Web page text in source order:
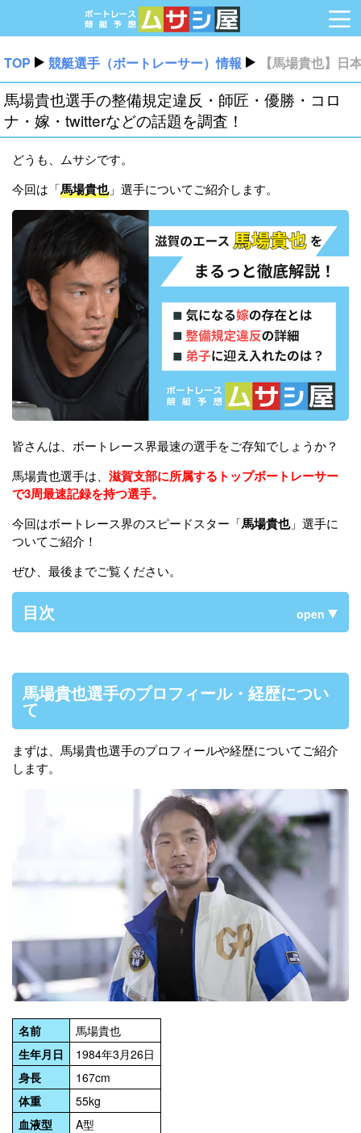
TOP 競艇選手（ボートレーサー）情報 【馬場貴也】
馬場貴也選手の整備規定違反・師匠・優勝・コロ
ナ・嫁・twitterなどの話題を調査！
どうも、ムサシです。
今回は「馬場貴也」選手についてご紹介します。
皆さんは、ボートレース界最速の選手をご存知でしょうか？
馬場貴也選手は、 滋賀支部に所属するトップボートレーサー
で3周最速記録を持つ選手。
今回はボートレース界のスピードスター「馬場貴也」選手に
ついてご紹介！
ぜひ、最後までご覧ください。
目次 open
馬場貴也選手のプロフィール・経歴につい
て
まずは、馬場貴也選手のプロフィールや経歴についてご紹介
します。
名前
馬場貴也
生年月日
1984年3月26日
身長
167cm
体重
55kg
血液型
A型